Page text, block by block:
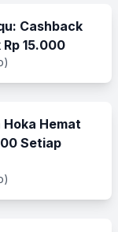
Cashback
15.000
Hoka Hemat
Setiap